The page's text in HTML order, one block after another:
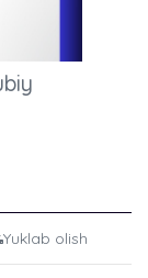
Yuklab olish